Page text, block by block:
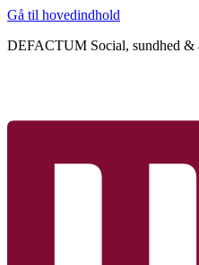
Gå til hovedindhold
DEFACTUM Social, sundhed &